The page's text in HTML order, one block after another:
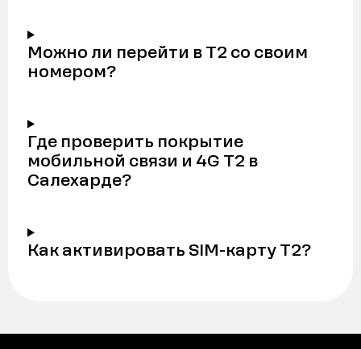
Можно ли перейти в Т2 со своим
номером?
Где проверить покрытие
мобильной связи и 4G Т2 в
Салехарде?
Как активировать SIM-карту Т2?